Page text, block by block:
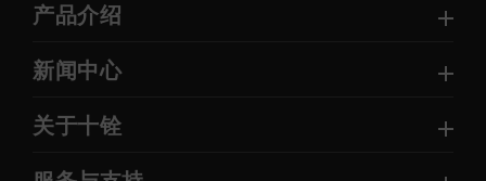
产品介绍
新闻中心
关于十铨